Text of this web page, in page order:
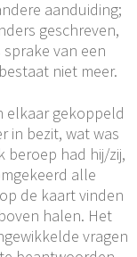
aanduiding;
geschreven,
van een
niet meer.
elkaar gekoppeld
in bezit, wat was
beroep had hij/zij,
alle
de kaart vinden
halen. Het
vragen